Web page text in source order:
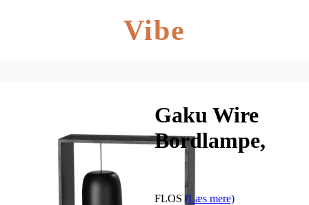
Vibe
Gaku Wire
Bordlampe,
sort
FLOS (Læs mere)